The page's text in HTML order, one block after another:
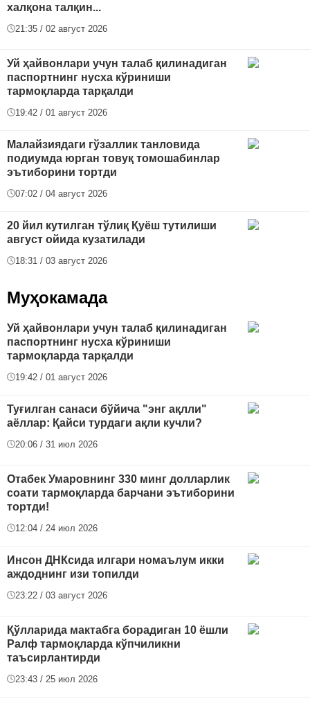
халқона талқин...
21:35 / 02 август 2026
Уй ҳайвонлари учун талаб қилинадиган
паспортнинг нусха кўриниши
тармоқларда тарқалди
19:42 / 01 август 2026
Малайзиядаги гўзаллик танловида
подиумда юрган товуқ томошабинлар
эътиборини тортди
07:02 / 04 август 2026
20 йил кутилган тўлиқ Қуёш тутилиши
август ойида кузатилади
18:31 / 03 август 2026
Муҳокамада
Уй ҳайвонлари учун талаб қилинадиган
паспортнинг нусха кўриниши
тармоқларда тарқалди
19:42 / 01 август 2026
Туғилган санаси бўйича "энг ақлли"
аёллар: Қайси турдаги ақли кучли?
20:06 / 31 июл 2026
Отабек Умаровнинг 330 минг долларлик
соати тармоқларда барчани эътиборини
тортди!
12:04 / 24 июл 2026
Инсон ДНКсида илгари номаълум икки
аждоднинг изи топилди
23:22 / 03 август 2026
Қўлларида мактабга борадиган 10 ёшли
Ралф тармоқларда кўпчиликни
таъсирлантирди
23:43 / 25 июл 2026